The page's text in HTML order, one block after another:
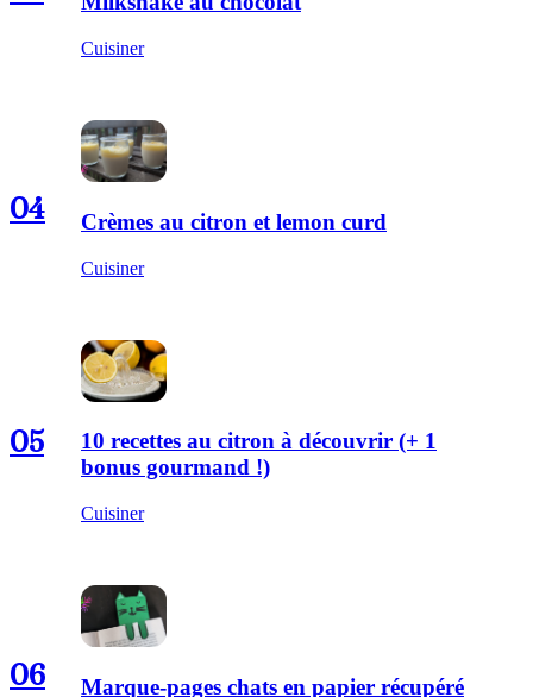
Cuisiner
04 Crèmes au citron et lemon curd
Cuisiner
05
10 recettes au citron à découvrir (+ 1
bonus gourmand !)
Cuisiner
06 Marque-pages chats en papier récupéré